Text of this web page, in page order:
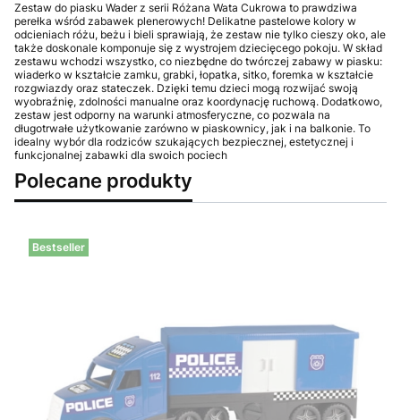
Zestaw do piasku Wader z serii Różana Wata Cukrowa to prawdziwa
perełka wśród zabawek plenerowych! Delikatne pastelowe kolory w
odcieniach różu, beżu i bieli sprawiają, że zestaw nie tylko cieszy oko, ale
także doskonale komponuje się z wystrojem dziecięcego pokoju. W skład
zestawu wchodzi wszystko, co niezbędne do twórczej zabawy w piasku:
wiaderko w kształcie zamku, grabki, łopatka, sitko, foremka w kształcie
rozgwiazdy oraz stateczek. Dzięki temu dzieci mogą rozwijać swoją
wyobraźnię, zdolności manualne oraz koordynację ruchową. Dodatkowo,
zestaw jest odporny na warunki atmosferyczne, co pozwala na
długotrwałe użytkowanie zarówno w piaskownicy, jak i na balkonie. To
idealny wybór dla rodziców szukających bezpiecznej, estetycznej i
funkcjonalnej zabawki dla swoich pociech
Polecane produkty
Bestseller